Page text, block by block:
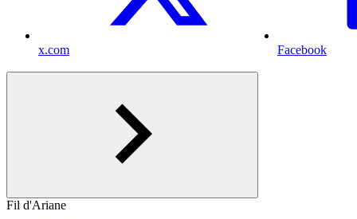
x.com Facebook
Fil d'Ariane